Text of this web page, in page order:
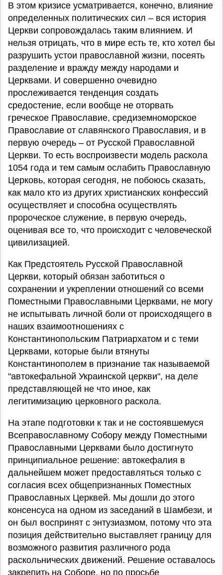
В этом кризисе усматривается, конечно, влияние
определенных политических сил – вся история
Церкви сопровождалась таким влиянием. И
нельзя отрицать, что в мире есть те, кто хотел бы
разрушить устои православной жизни, посеять
разделение и вражду между народами и
Церквами. И совершенно очевидно
прослеживается тенденция создать
средостение, если вообще не оторвать
греческое Православие, средиземноморское
Православие от славянского Православия, и в
первую очередь – от Русской Православной
Церкви. То есть воспроизвести модель раскола
1054 года и тем самым ослабить Православную
Церковь, которая сегодня, не побоюсь сказать,
как мало кто из других христианских конфессий
осуществляет и способна осуществлять
пророческое служение, в первую очередь,
оценивая все то, что происходит с человеческой
цивилизацией.
Как Предстоятель Русской Православной
Церкви, который обязан заботиться о
сохранении и укреплении отношений со всеми
Поместными Православными Церквами, не могу
не испытывать личной боли от происходящего в
наших взаимоотношениях с
Константинопольским Патриархатом и с теми
Церквами, которые были втянуты
Константинополем в признание так называемой
"автокефальной Украинской церкви", на деле
представляющей не что иное, как
легитимизацию церковного раскола.
На этапе подготовки к так и не состоявшемуся
Всеправославному Собору между Поместными
Православными Церквами было достигнуто
принципиальное решение: автокефалия в
дальнейшем может предоставляться только с
согласия всех общепризнанных Поместных
Православных Церквей. Мы дошли до этого
консенсуса на одном из заседаний в Шамбези, и
он был воспринят с энтузиазмом, потому что эта
позиция действительно выставляет границу для
возможного развития различного рода
раскольнических движений. Решение оставалось
закрепить на Соборе, но по просьбе